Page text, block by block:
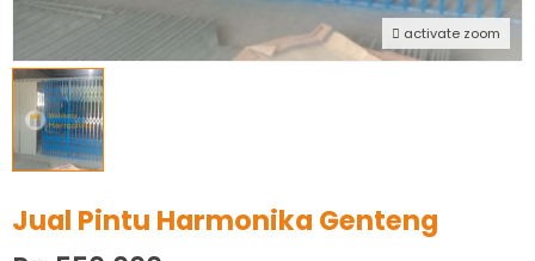
activate zoom
Jual Pintu Harmonika Genteng